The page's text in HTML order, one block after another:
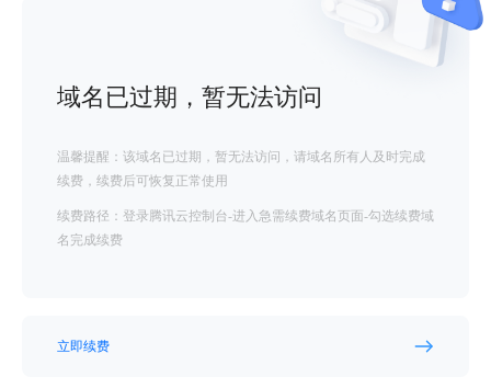
域名已过期，暂无法访问
温馨提醒：该域名已过期，暂无法访问，请域名所有人及时完成
续费，续费后可恢复正常使用
续费路径：登录腾讯云控制台-进入急需续费域名页面-勾选续费域
名完成续费
立即续费